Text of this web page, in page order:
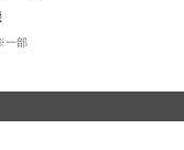
一部
ト